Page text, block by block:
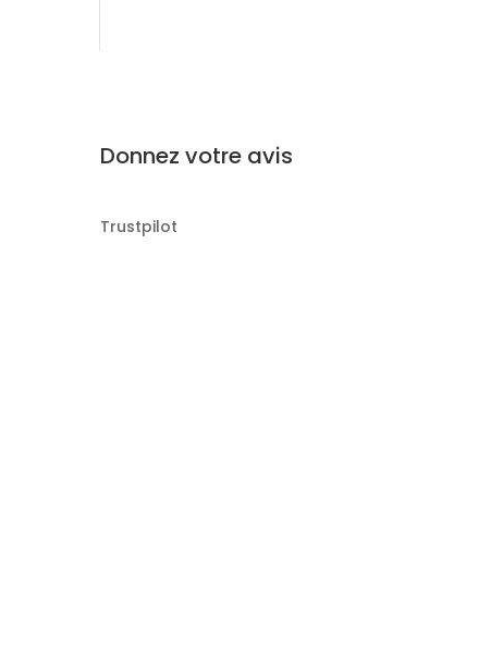
Donnez votre avis
Trustpilot